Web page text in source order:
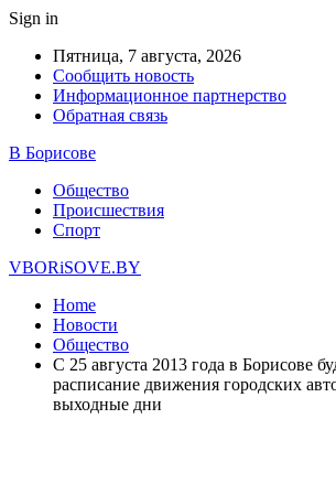
Sign in
Пятница, 7 августа, 2026
Сообщить новость
Информационное партнерство
Обратная связь
В Борисове
Общество
Происшествия
Спорт
VBORiSOVE.BY
Home
Новости
Общество
С 25 августа 2013 года в Борисове
расписание движения городских
выходные дни